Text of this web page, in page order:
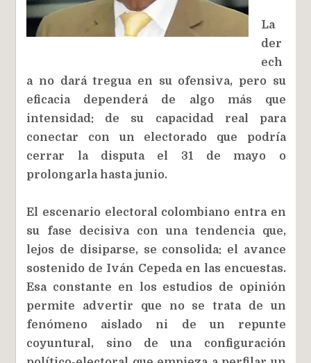
La
der
ech
a no dará tregua en su ofensiva, pero su
eficacia dependerá de algo más que
intensidad: de su capacidad real para
conectar con un electorado que podría
cerrar la disputa el 31 de mayo o
prolongarla hasta junio.
El escenario electoral colombiano entra en
su fase decisiva con una tendencia que,
lejos de disiparse, se consolida: el avance
sostenido de Iván Cepeda en las encuestas.
Esa constante en los estudios de opinión
permite advertir que no se trata de un
fenómeno aislado ni de un repunte
coyuntural, sino de una configuración